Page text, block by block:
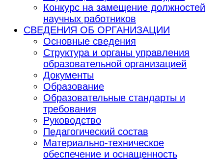
Конкурс на замещение должностей
научных работников
СВЕДЕНИЯ ОБ ОРГАНИЗАЦИИ
Основные сведения
Структура и органы управления
образовательной организацией
Документы
Образование
Образовательные стандарты и
требования
Руководство
Педагогический состав
Материально-техническое
обеспечение и оснащенность